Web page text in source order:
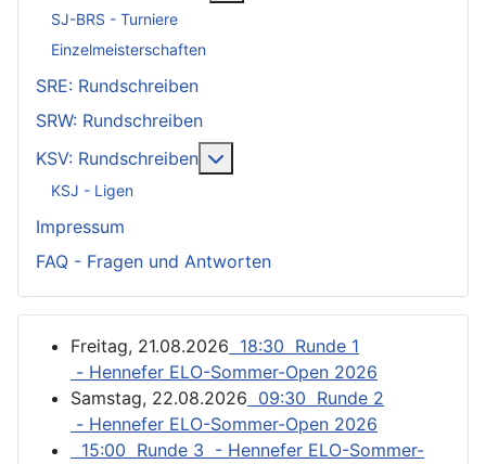
SJ-BRS - Turniere
Einzelmeisterschaften
SRE: Rundschreiben
SRW: Rundschreiben
KSV: Rundschreiben
KSJ - Ligen
Impressum
FAQ - Fragen und Antworten
Freitag, 21.08.2026 18:30 Runde 1
- Hennefer ELO-Sommer-Open 2026
Samstag, 22.08.2026 09:30 Runde 2
- Hennefer ELO-Sommer-Open 2026
15:00 Runde 3 - Hennefer ELO-Sommer-